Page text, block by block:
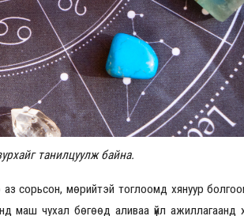
танилцуулж байна.
сорьсон, мөрийтэй тоглоомд хянуур
маш чухал бөгөөд аливаа үйл ажиллагаанд
Үзвэрийн хувиарууд